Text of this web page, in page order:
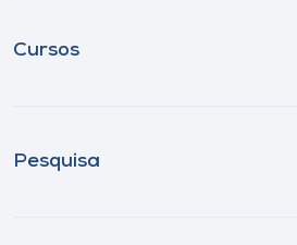
Cursos
Pesquisa